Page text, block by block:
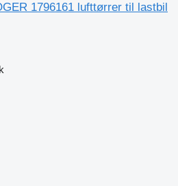
1796161 lufttørrer til lastbil